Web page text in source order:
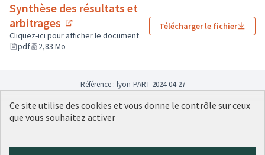
Synthèse des résultats et
arbitrages
(Lien externe)
Cliquez-ici pour afficher le document
pdf
2,83 Mo
Télécharger le fichier
Référence : lyon-PART-2024-04-27
Ce site utilise des cookies et vous donne le contrôle sur ceux
que vous souhaitez activer